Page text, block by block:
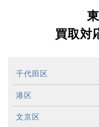
買取対
千代田区
港区
文京区